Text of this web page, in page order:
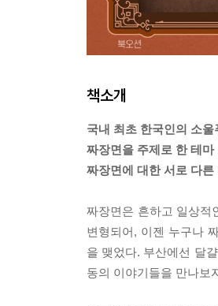
책소개
국내 최초 한국인의 소울
짜장면을 주제로 한 테마
짜장면에 대한 서로 다른
짜장면은 흔하고 일상적
변형되어, 이젠 누구나
을 맺었다. 부산에선 달
동의 이야기들을 만나보